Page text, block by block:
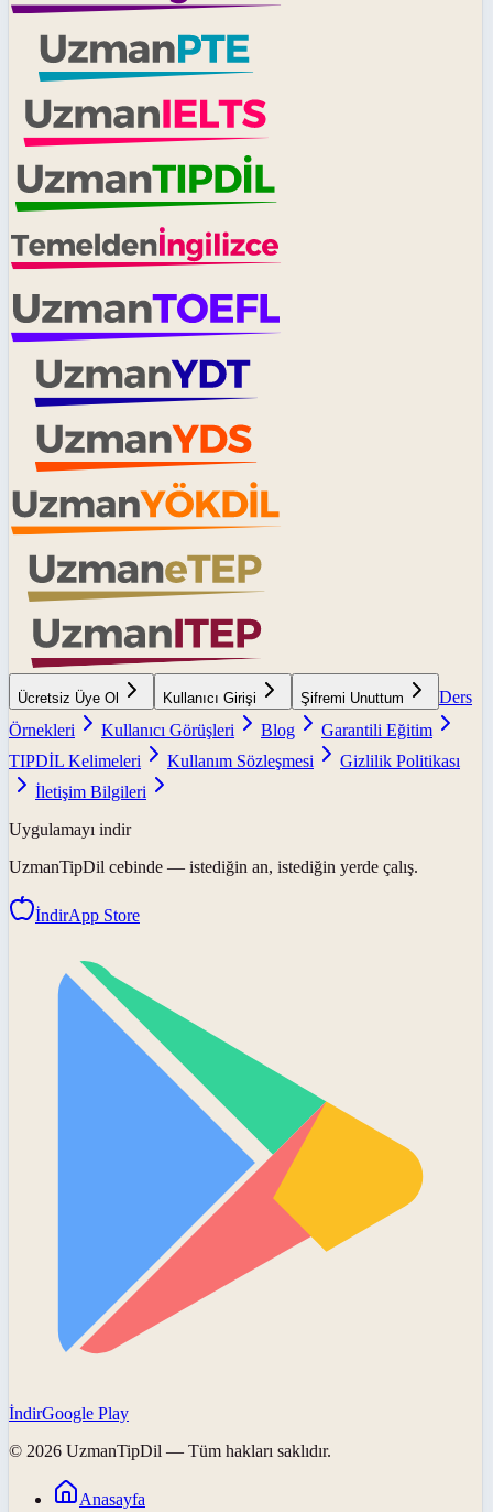
Ücretsiz Üye Ol Kullanıcı Girişi Şifremi Unuttum
Ders
Örnekleri
Kullanıcı Görüşleri Blog
Garantili Eğitim
TIPDİL Kelimeleri
Kullanım Sözleşmesi
Gizlilik Politikası
İletişim Bilgileri
Uygulamayı indir
UzmanTipDil cebinde — istediğin an, istediğin yerde çalış.
İndirApp Store
İndirGoogle Play
© 2026 UzmanTipDil — Tüm hakları saklıdır.
Anasayfa